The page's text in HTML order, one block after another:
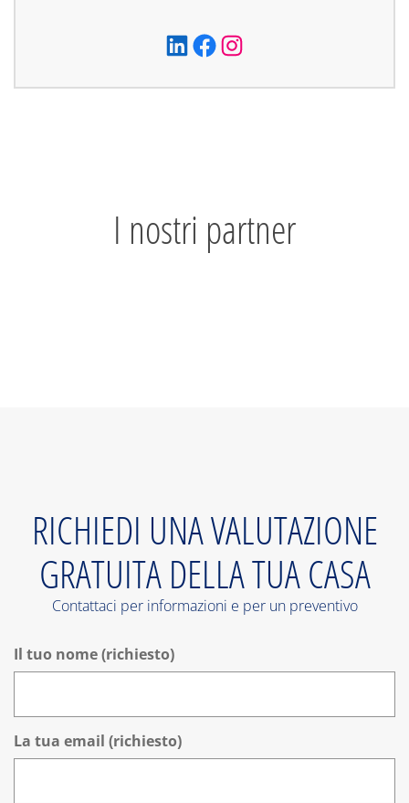
LinkedIn
Facebook
Instagram
I nostri partner
RICHIEDI UNA VALUTAZIONE
GRATUITA DELLA TUA CASA
Contattaci per informazioni e per un preventivo
Il tuo nome (richiesto)
La tua email (richiesto)